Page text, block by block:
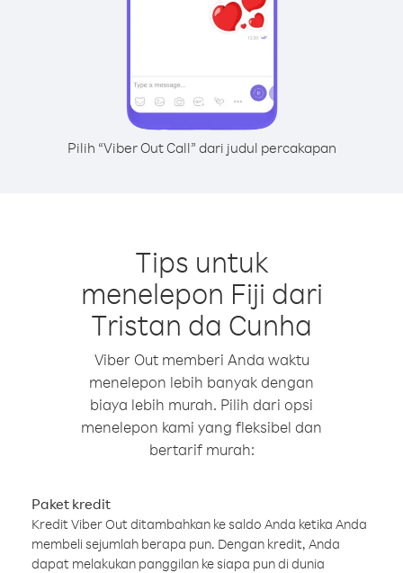
Pilih “Viber Out Call” dari judul percakapan
Tips untuk
menelepon Fiji dari
Tristan da Cunha
Viber Out memberi Anda waktu
menelepon lebih banyak dengan
biaya lebih murah. Pilih dari opsi
menelepon kami yang fleksibel dan
bertarif murah:
Paket kredit
Kredit Viber Out ditambahkan ke saldo Anda ketika Anda
membeli sejumlah berapa pun. Dengan kredit, Anda
dapat melakukan panggilan ke siapa pun di dunia